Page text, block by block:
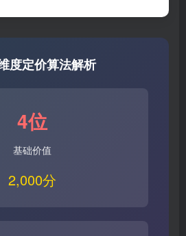
度定价算法解析
4位
基础价值
2,000分